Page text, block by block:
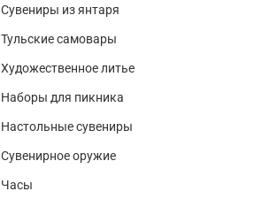
Сувениры из янтаря
Тульские самовары
Художественное литье
Наборы для пикника
Настольные сувениры
Сувенирное оружие
Часы